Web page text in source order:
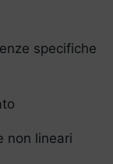
specifiche
non lineari